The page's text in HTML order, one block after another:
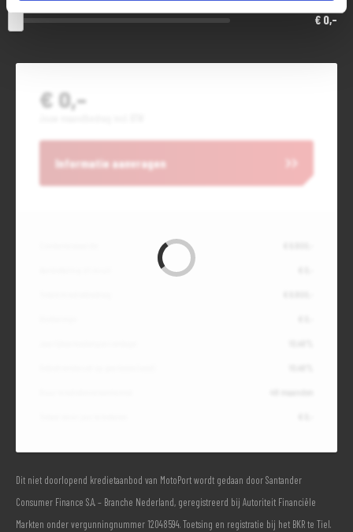
€ 0,-
€ 0,-
Informatie aanvragen
Dit niet doorlopend kredietaanbod van MotoPort wordt gedaan door Santander
Consumer Finance S.A. – Branche Nederland, geregistreerd bij Autoriteit Financiële
Markten onder vergunningnummer 12048594. Toetsing en registratie bij het BKR te Tiel.